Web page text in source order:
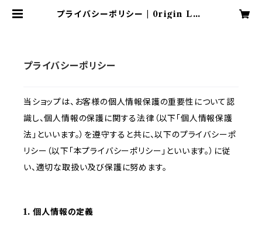
プライバシーポリシー | 0rigin Lea
プライバシーポリシー
当ショップは、お客様の個人情報保護の重要性について認
識し、個人情報の保護に関する法律（以下「個人情報保護
法」といいます。）を遵守すると共に、以下のプライバシーポ
リシー（以下「本プライバシーポリシー」といいます。）に従
い、適切な取扱い及び保護に努めます。
1. 個人情報の定義